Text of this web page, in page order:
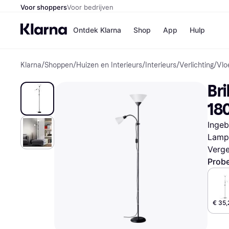
Voor shoppersVoor bedrijven
Ontdek Klarna Shop
Winkels
Bol
H&M
App Hulp
Klarna/Shoppen/Huizen en Interieurs/ Interieurs/Verlichting/
€